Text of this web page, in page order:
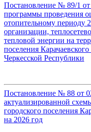
Постановление № 89/1
программы проведения
отопительному периоду
организации,
тепловой энергии на
поселения
Черкесской Республики
Постановление № 88 от
актуализированной
городского поселения
на 2026 год